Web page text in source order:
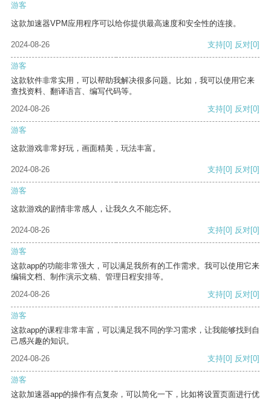
游客
这款加速器VPM应用程序可以给你提供最高速度和安全性的连接。
2024-08-26 支持[0] 反对[0]
游客
这款软件非常实用，可以帮助我解决很多问题。比如，我可以使用它来
查找资料、翻译语言、编写代码等。
2024-08-26
支持[0] 反对[0]
游客
这款游戏非常好玩，画面精美，玩法丰富。
2024-08-26 支持[0] 反对[0]
游客
这款游戏的剧情非常感人，让我久久不能忘怀。
2024-08-26 支持[0] 反对[0]
游客
这款app的功能非常强大，可以满足我所有的工作需求。我可以使用它来
编辑文档、制作演示文稿、管理日程安排等。
2024-08-26
支持[0] 反对[0]
游客
这款app的课程非常丰富，可以满足我不同的学习需求，让我能够找到自
己感兴趣的知识。
2024-08-26
支持[0] 反对[0]
游客
这款加速器app的操作有点复杂，可以简化一下，比如将设置页面进行优